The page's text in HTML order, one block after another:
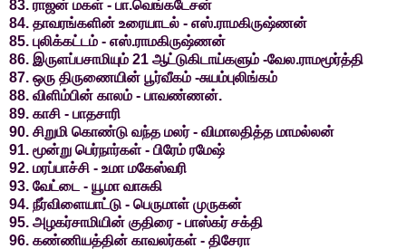
83. ராஜன் மகள் - பா.வெங்கடேசன்
84. தாவரங்களின் உரையாடல் - எஸ்.ராமகிருஷ்ணன்
85. புலிக்கட்டம் - எஸ்.ராமகிருஷ்ணன்
86. இருளப்பசாமியும் 21 ஆட்டுகிடாய்களும் -வேல.ராமமூர்த்தி
87. ஒரு திருணையின் பூர்வீகம் -சுயம்புலிங்கம்
88. விளிம்பின் காலம் - பாவண்ணன்.
89. காசி - பாதசாரி
90. சிறுமி கொண்டு வந்த மலர் - விமாலதித்த மாமல்லன்
91. மூன்று பெர்நார்கள் - பிரேம் ரமேஷ்
92. மரப்பாச்சி - உமா மகேஸ்வரி
93. வேட்டை - யூமா வாசுகி
94. நீர்விளையாட்டு - பெருமாள் முருகன்
95. அழகர்சாமியின் குதிரை - பாஸ்கர் சக்தி
96. கண்ணியத்தின் காவலர்கள் - திசேரா